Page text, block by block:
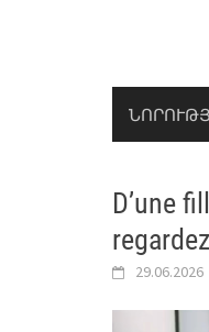
D’une
29.06.2026